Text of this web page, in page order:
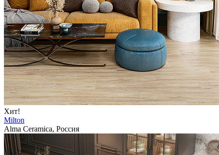
Хит!
Milton
Alma Ceramica, Россия